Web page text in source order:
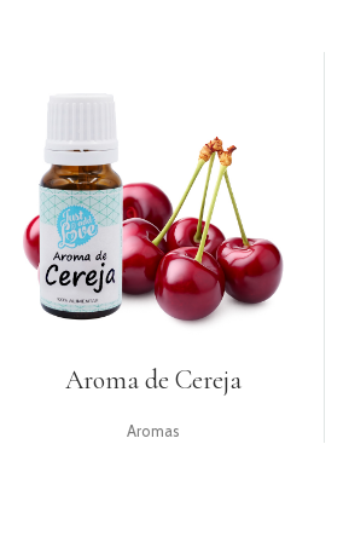
Aroma de Cereja
Aromas